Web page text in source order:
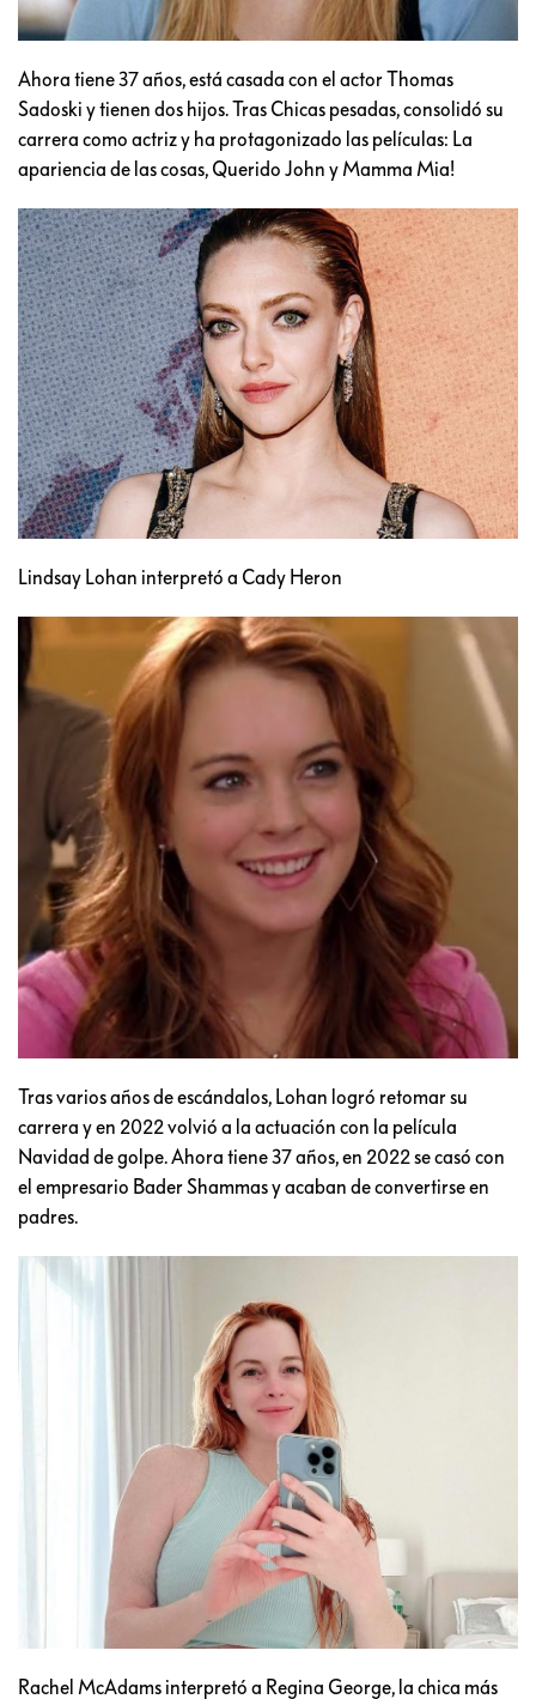
Ahora tiene 37 años, está casada con el actor Thomas
Sadoski y tienen dos hijos. Tras Chicas pesadas, consolidó su
carrera como actriz y ha protagonizado las películas: La
apariencia de las cosas, Querido John y Mamma Mia!
Lindsay Lohan interpretó a Cady Heron
Tras varios años de escándalos, Lohan logró retomar su
carrera y en 2022 volvió a la actuación con la película
Navidad de golpe. Ahora tiene 37 años, en 2022 se casó con
el empresario Bader Shammas y acaban de convertirse en
padres.
Rachel McAdams interpretó a Regina George, la chica más